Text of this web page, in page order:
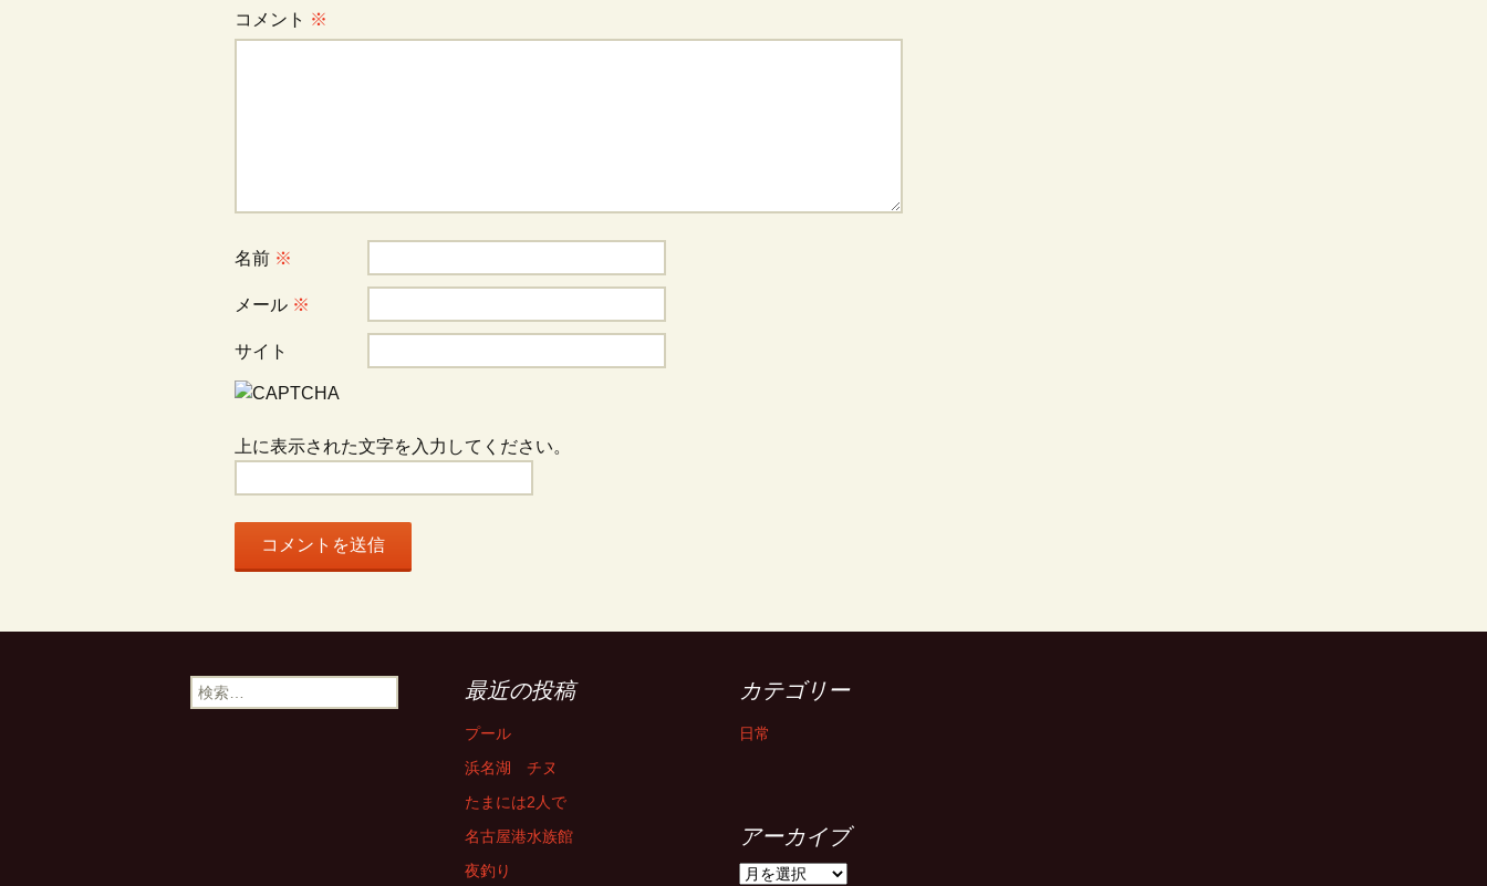
コメント ※
名前 ※
メール ※
サイト
上に表示された文字を入力してください。
検
索:
最近の投稿
プール
浜名湖 チヌ
たまには2人で
名古屋港水族館
夜釣り
カテゴリー
日常
アーカイブ
ア